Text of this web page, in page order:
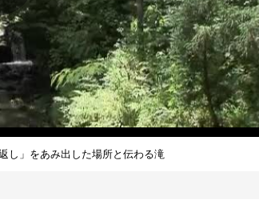
し」をあみ出した場所と伝わる滝